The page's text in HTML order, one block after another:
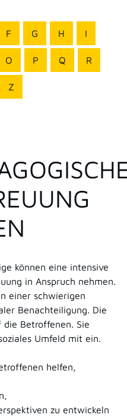
F G H I
O P Q R
Z
können eine intensive
in Anspruch nehmen.
einer schwierigen
Benachteiligung. Die
Betroffenen. Sie
Umfeld mit ein.
helfen,
zu entwickeln